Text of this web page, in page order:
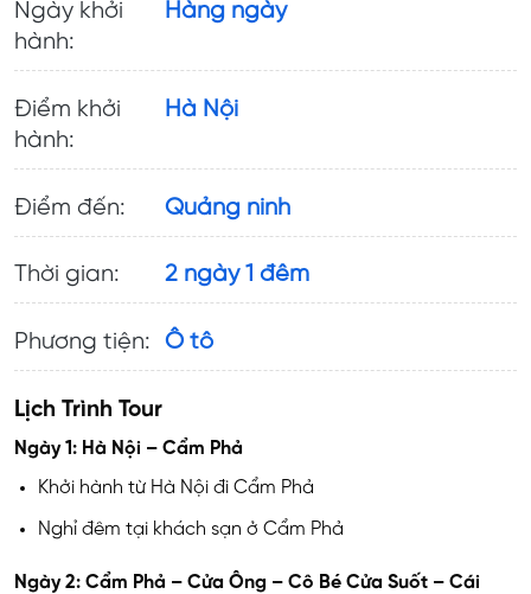
Ngày khởi
hành:
Hàng ngày
Điểm khởi
hành:
Hà Nội
Điểm đến: Quảng ninh
Thời gian: 2 ngày 1 đêm
Phương tiện: Ô tô
Lịch Trình Tour
Ngày 1: Hà Nội – Cẩm Phả
Khởi hành từ Hà Nội đi Cẩm Phả
Nghỉ đêm tại khách sạn ở Cẩm Phả
Ngày 2: Cẩm Phả – Cửa Ông – Cô Bé Cửa Suốt – Cái